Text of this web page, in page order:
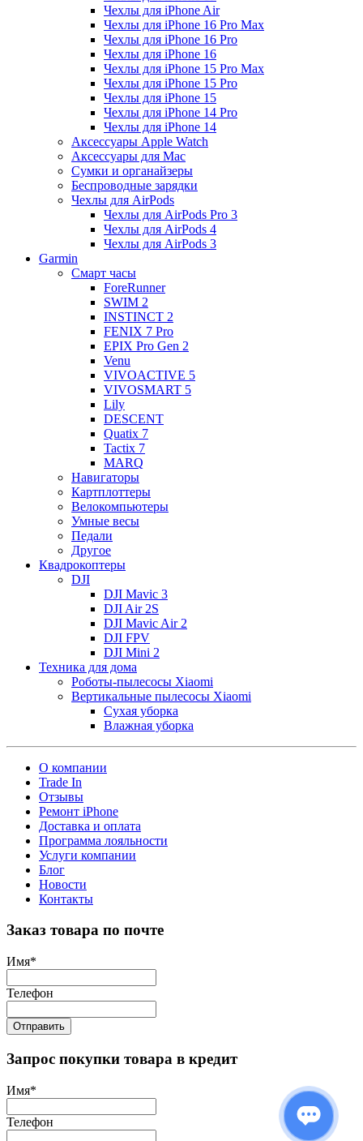
Чехлы для iPhone Air
Чехлы для iPhone 16 Pro Max
Чехлы для iPhone 16 Pro
Чехлы для iPhone 16
Чехлы для iPhone 15 Pro Max
Чехлы для iPhone 15 Pro
Чехлы для iPhone 15
Чехлы для iPhone 14 Pro
Чехлы для iPhone 14
Аксессуары Apple Watch
Аксессуары для Mac
Сумки и органайзеры
Беспроводные зарядки
Чехлы для AirPods
Чехлы для AirPods Pro 3
Чехлы для AirPods 4
Чехлы для AirPods 3
Garmin
Смарт часы
ForeRunner
SWIM 2
INSTINCT 2
FENIX 7 Pro
EPIX Pro Gen 2
Venu
VIVOACTIVE 5
VIVOSMART 5
Lily
DESCENT
Quatix 7
Tactix 7
MARQ
Навигаторы
Картплоттеры
Велокомпьютеры
Умные весы
Педали
Другое
Квадрокоптеры
DJI
DJI Mavic 3
DJI Air 2S
DJI Mavic Air 2
DJI FPV
DJI Mini 2
Техника для дома
Роботы-пылесосы Xiaomi
Вертикальные пылесосы Xiaomi
Сухая уборка
Влажная уборка
О компании
Trade In
Отзывы
Ремонт iPhone
Доставка и оплата
Программа лояльности
Услуги компании
Блог
Новости
Контакты
Заказ товара по почте
Имя*
Телефон
Отправить
Запрос покупки товара в кредит
Имя*
Телефон